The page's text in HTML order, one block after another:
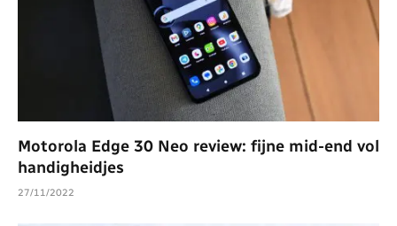
Motorola Edge 30 Neo review: fijne mid-end vol
handigheidjes
27/11/2022